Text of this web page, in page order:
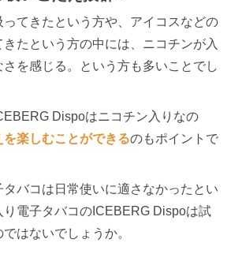
てきたという方や、アイコスなどの
たという方の中には、ニコチンが入
を感じる。という方も多いことでし
Dispoはニコチン入りなの
楽しむことができるのもポイントで
バコは日常使いに適さなかったとい
り電子タバコのICEBERG Dispoは試
はないでしょうか。